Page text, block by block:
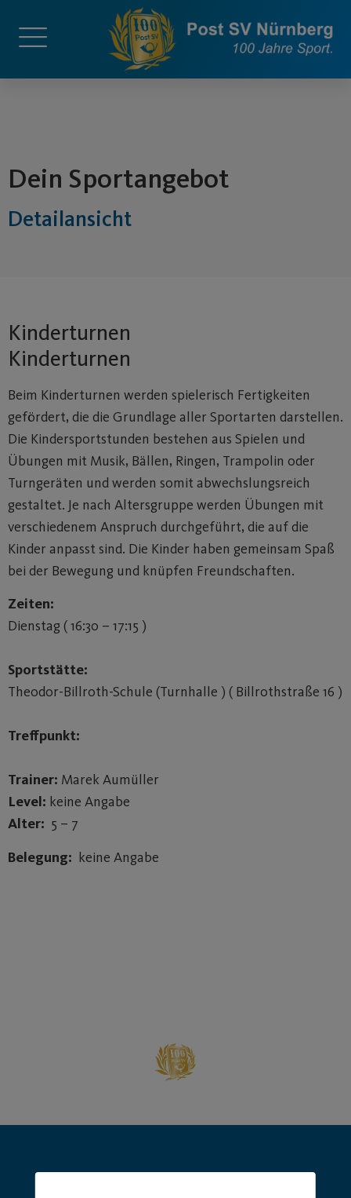
Dein Sportangebot
Detailansicht
Kinderturnen
Kinderturnen
Beim Kinderturnen werden spielerisch Fertigkeiten
gefördert, die die Grundlage aller Sportarten darstellen.
Die Kindersportstunden bestehen aus Spielen und
Übungen mit Musik, Bällen, Ringen, Trampolin oder
Turngeräten und werden somit abwechslungsreich
gestaltet. Je nach Altersgruppe werden Übungen mit
verschiedenem Anspruch durchgeführt, die auf die
Kinder anpasst sind. Die Kinder haben gemeinsam Spaß
bei der Bewegung und knüpfen Freundschaften.
Zeiten:
Dienstag ( 16:30 – 17:15 )
Sportstätte:
Theodor-Billroth-Schule (Turnhalle ) ( Billrothstraße 16 )
Treffpunkt:
Trainer: Marek Aumüller
Level: keine Angabe
Alter: 5 – 7
Belegung: keine Angabe